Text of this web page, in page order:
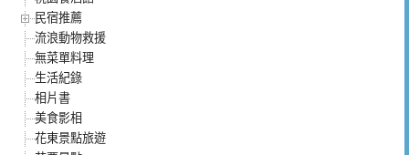
民宿推薦
流浪動物救援
無菜單料理
生活紀錄
相片書
美食影相
花東景點旅遊